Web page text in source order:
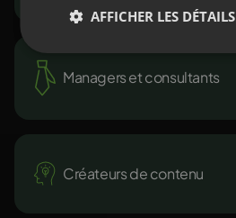
Managers et consultants
Créateurs de contenu
AFFICHER LES DÉTAILS